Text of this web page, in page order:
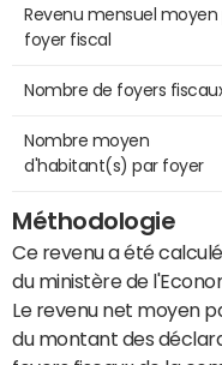
Revenu mensuel moyen
foyer fiscal
Nombre de foyers
Nombre moyen
d'habitant(s) par foyer
Méthodologie
Ce revenu a été
du ministère de
Le revenu net moyen
du montant des